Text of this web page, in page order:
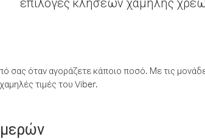
σας όταν αγοράζετε κάποιο ποσό. Με τις
τιμές του Viber.